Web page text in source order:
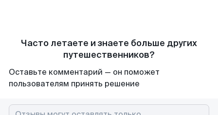
Часто летаете и знаете больше других
путешественников?
Оставьте комментарий — он поможет
пользователям принять решение